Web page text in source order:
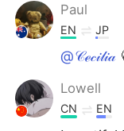
Paul
EN JP
@𝒞ℯ𝒸𝒾𝓁𝒾𝒶
Lowell
CN EN